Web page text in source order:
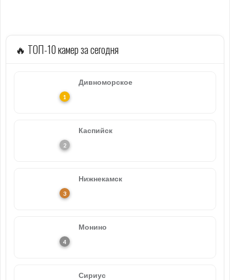
🔥 ТОП-10 камер за сегодня
Дивноморское
Каспийск
Нижнекамск
Монино
Сириус